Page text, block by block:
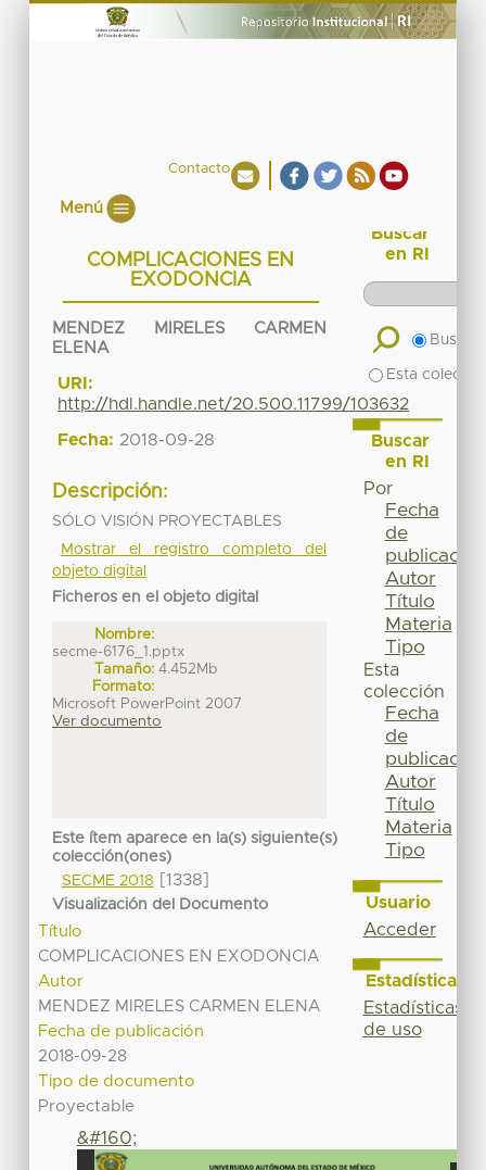
Contacto
Menú
COMPLICACIONES EN
EXODONCIA
MENDEZ MIRELES CARMEN
ELENA
URI:
http://hdl.handle.net/20.500.11799/103632
Fecha: 2018-09-28
Descripción:
SÓLO VISIÓN PROYECTABLES
Mostrar el registro completo del
objeto digital
Ficheros en el objeto digital
Nombre:
secme-6176_1.pptx
Tamaño: 4.452Mb
Formato:
Microsoft PowerPoint 2007
Ver documento
Este ítem aparece en la(s) siguiente(s)
colección(ones)
SECME 2018
[1338]
Visualización del Documento
Título
COMPLICACIONES EN EXODONCIA
Autor
MENDEZ MIRELES CARMEN ELENA
Fecha de publicación
2018-09-28
Tipo de documento
Proyectable
&#160;
Buscar
en RI
Buscar
Esta
Buscar
en RI
Por
Fecha
de
publicación
Autor
Título
Materia
Tipo
Esta
colección
Fecha
de
publicación
Autor
Título
Materia
Tipo
Usuario
Acceder
Estadísticas
Estadísticas
de uso